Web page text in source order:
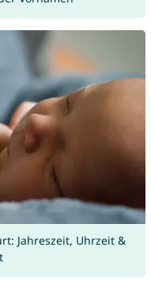
Jahreszeit, Uhrzeit &